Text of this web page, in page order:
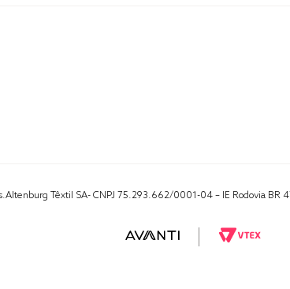
Têxtil SA- CNPJ 75.293.662/0001-04 – IE Rodovia